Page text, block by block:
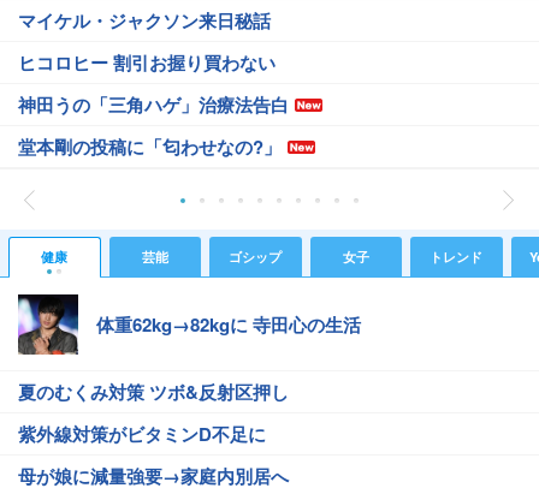
マイケル・ジャクソン来日秘話
ヒコロヒー 割引お握り買わない
神田うの「三角ハゲ」治療法告白
堂本剛の投稿に「匂わせなの?」
健康 芸能 ゴシップ 女子 トレンド
体重62kg→82kgに 寺田心の生活
夏のむくみ対策 ツボ&反射区押し
紫外線対策がビタミンD不足に
母が娘に減量強要→家庭内別居へ